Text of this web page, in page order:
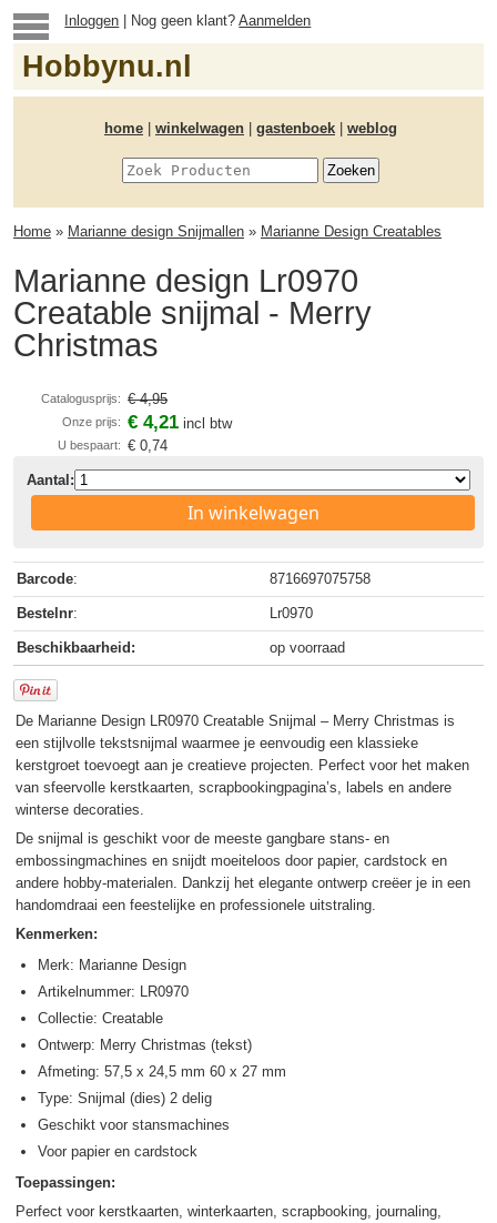
Inloggen | Nog geen klant?Aanmelden
Hobbynu.nl
home winkelwagen gastenboek weblog
Home » Marianne design Snijmallen » Marianne Design Creatables
Marianne design Lr0970
Creatable snijmal - Merry
Christmas
Catalogusprijs: € 4,95
Onze prijs: € 4,21 incl btw
U bespaart: € 0,74
Aantal:
In winkelwagen
Barcode: 8716697075758
Bestelnr: Lr0970
Beschikbaarheid: op voorraad
De Marianne Design LR0970 Creatable Snijmal – Merry Christmas is
een stijlvolle tekstsnijmal waarmee je eenvoudig een klassieke
kerstgroet toevoegt aan je creatieve projecten. Perfect voor het maken
van sfeervolle kerstkaarten, scrapbookingpagina’s, labels en andere
winterse decoraties.
De snijmal is geschikt voor de meeste gangbare stans- en
embossingmachines en snijdt moeiteloos door papier, cardstock en
andere hobby-materialen. Dankzij het elegante ontwerp creëer je in een
handomdraai een feestelijke en professionele uitstraling.
Kenmerken:
Merk: Marianne Design
Artikelnummer: LR0970
Collectie: Creatable
Ontwerp: Merry Christmas (tekst)
Afmeting: 57,5 x 24,5 mm 60 x 27 mm
Type: Snijmal (dies) 2 delig
Geschikt voor stansmachines
Voor papier en cardstock
Toepassingen:
Perfect voor kerstkaarten, winterkaarten, scrapbooking, journaling,